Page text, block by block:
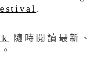
.
隨時閱讀最新、